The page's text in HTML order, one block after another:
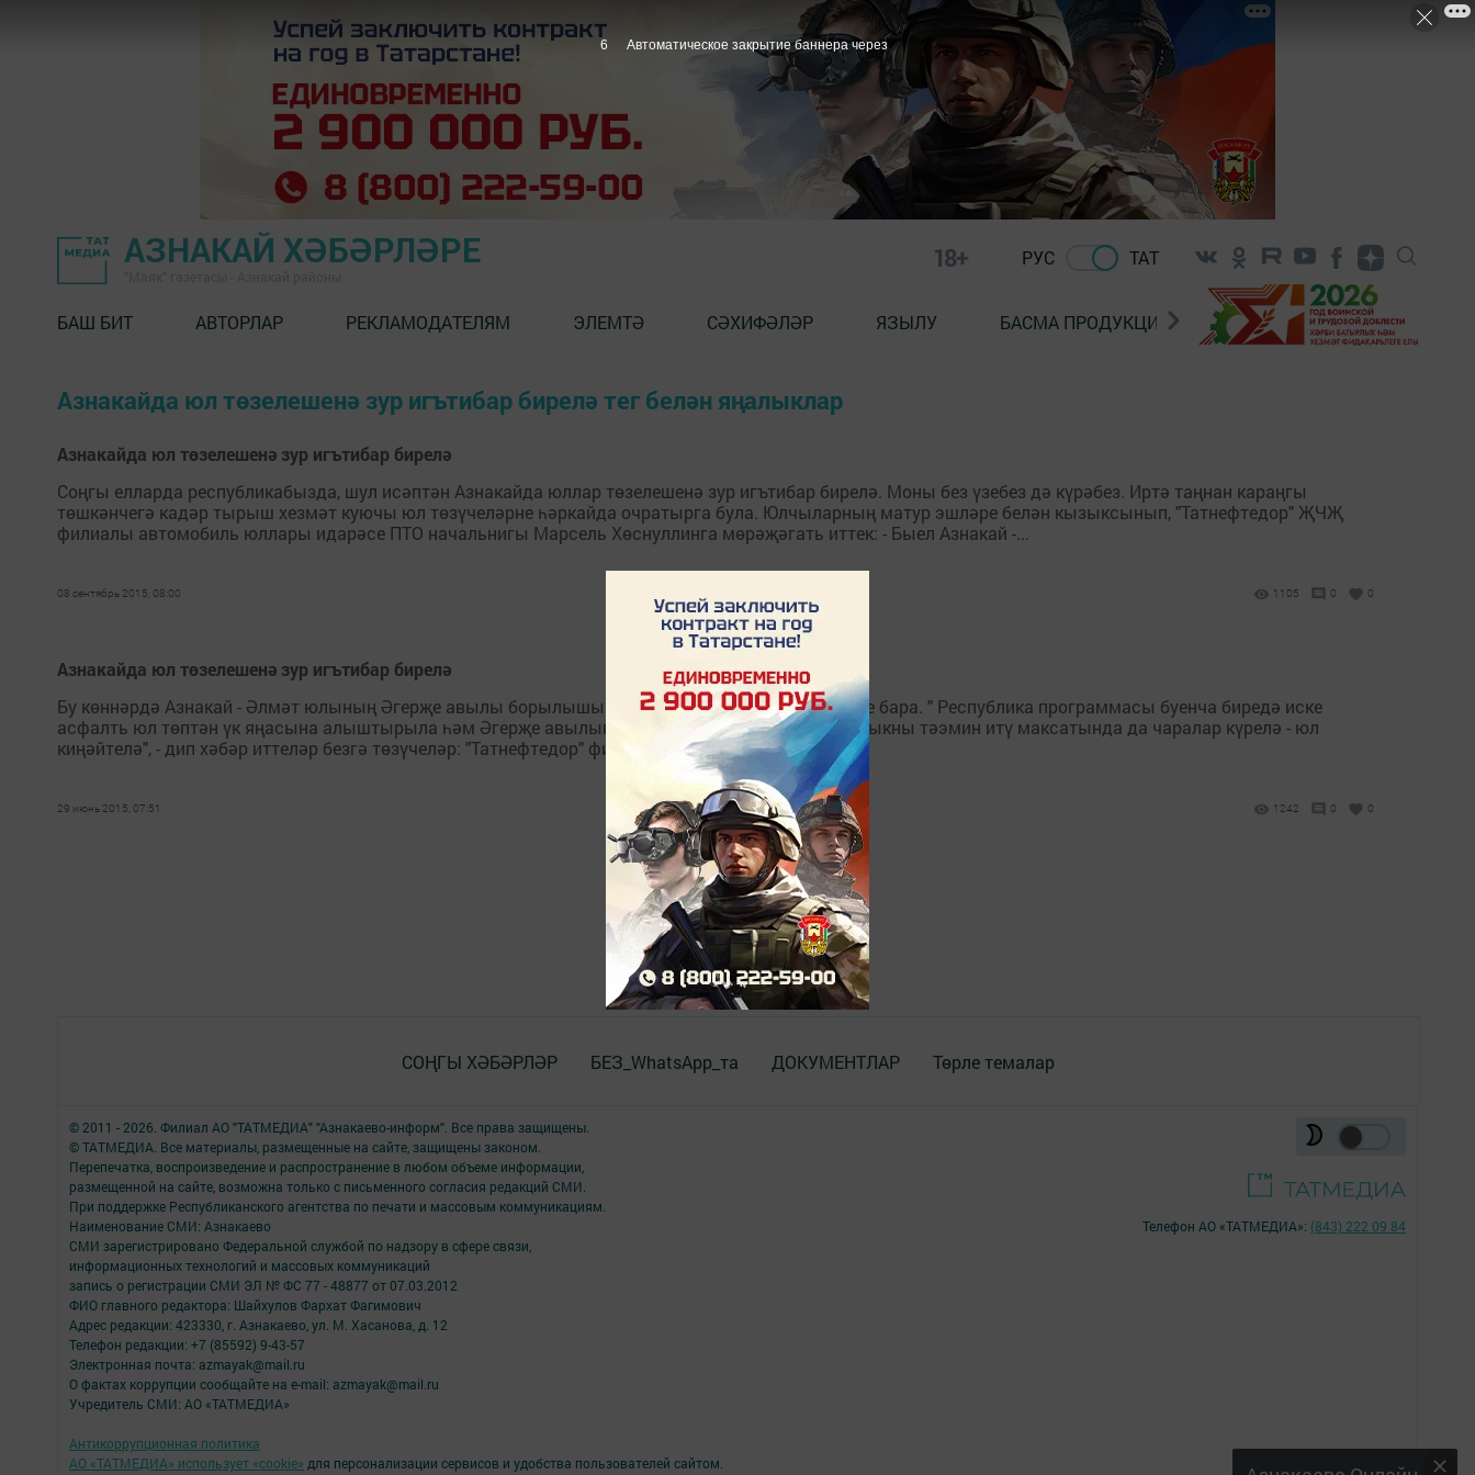
АЗНАКАЙ ХӘБӘРЛӘРЕ 18+ РУС ТАТ
БАШ БИТ АВТОРЛАР РЕКЛАМОДАТЕЛЯМ ЭЛЕМТӘ СӘХИФӘЛӘР ЯЗЫЛУ БАСМА ПРОДУКЦИЯ САТУ «ГӨЛСТАН»
Азнакайда юл төзелешенә зур игътибар бирелә тег белән яңалыклар
Азнакайда юл төзелешенә зур игътибар бирелә
Соңгы елларда республикабызда, шул исәптән Азнакайда юллар төзелешенә зур игътибар бирелә. Моны без үзебез дә күрәбез. Иртә таңнан караңгы
төшкәнчегә кадәр тырыш хезмәт куючы юл төзүчеләрне һәркайда очратырга була. Юлчыларның матур эшләре белән кызыксынып, "Татнефтедор" ҖЧҖ
филиалы автомобиль юллары идарәсе ПТО начальнигы Марсель Хөснуллинга мөрәҗәгать иттек: - Быел Азнакай -...
08 сентябрь 2015, 08:00 1105 0 0
Азнакайда юл төзелешенә зур игътибар бирелә
Бу көннәрдә Азнакай - Әлмәт юлының Әгерҗе авылы борылышы тирәсендә юл төзелеше эшләре бара. " Республика программасы буенча биредә иске
асфалть юл төптән үк яңасына алыштырыла һәм Әгерҗе авылына керү юлында куркынычсызлыкны тәэмин итү максатында да чаралар күрелә - юл
киңәйтелә", - дип хәбәр иттеләр безгә төзүчеләр: "Татнефтедор" филиалы автомобиль...
29 июнь 2015, 07:51 1242 0 0
СОҢГЫ ХӘБӘРЛӘР БЕЗ_WhatsApp_та ДОКУМЕНТЛАР Төрле темалар
© 2011 - 2026. Филиал АО "ТАТМЕДИА" "Азнакаево-информ". Все права защищены.
© ТАТМЕДИА. Все материалы, размещенные на сайте, защищены законом.
Перепечатка, воспроизведение и распространение в любом объеме информации,
размещенной на сайте, возможна только с письменного согласия редакций СМИ.
При поддержке Республиканского агентства по печати и массовым коммуникациям.
Наименование СМИ: Азнакаево
СМИ зарегистрировано Федеральной службой по надзору в сфере связи,
информационных технологий и массовых коммуникаций
запись о регистрации СМИ ЭЛ № ФС 77 - 48877 от 07.03.2012
ФИО главного редактора: Шайхулов Фархат Фагимович
Адрес редакции: 423330, г. Азнакаево, ул. М. Хасанова, д. 12
Телефон редакции: +7 (85592) 9-43-57
Электронная почта: azmayak@mail.ru
О фактах коррупции сообщайте на e-mail: azmayak@mail.ru
Учредитель СМИ: АО «ТАТМЕДИА»
Антикоррупционная политика
АО «ТАТМЕДИА» использует «cookie» для персонализации сервисов и удобства пользователей сайтом.
Телефон АО «ТАТМЕДИА»: (843) 222 09 84
6 Автоматическое закрытие баннера через